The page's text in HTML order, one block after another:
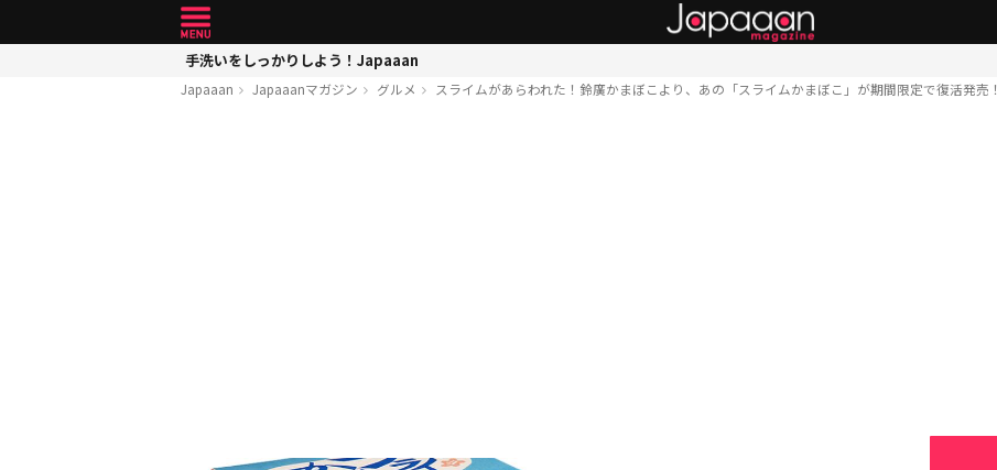
手洗いをしっかりしよう！Japaaan
Japaaan Japaaanマガジン グルメ スライムがあらわれた！鈴廣かまぼこより、あの「スライムかまぼこ」が期間限定で復活発売！